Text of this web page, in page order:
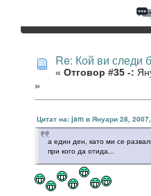
Re: Кой ви следи
« Отговор #35 -:
»
Цитат на: jam в Януари 28,
а един ден, като ми се
при кого да отида...